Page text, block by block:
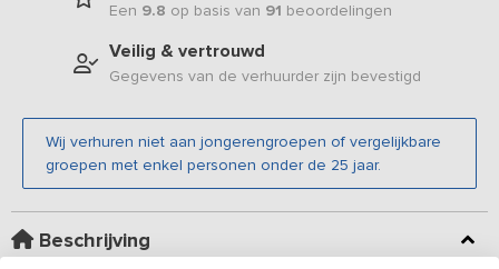
Een 9.8 op basis van 91 beoordelingen
Veilig & vertrouwd
Gegevens van de verhuurder zijn bevestigd
Wij verhuren niet aan jongerengroepen of vergelijkbare
groepen met enkel personen onder de 25 jaar.
Beschrijving